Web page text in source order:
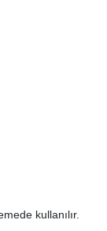
kullanılır.